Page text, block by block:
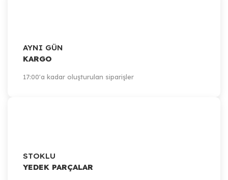
AYNI GÜN
KARGO
17:00'a kadar oluşturulan siparişler
STOKLU
YEDEK PARÇALAR